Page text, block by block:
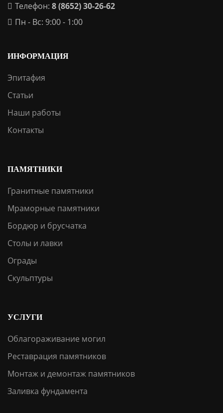
Телефон: 8 (8652) 30-26-62
Пн - Вс: 9:00 - 1:00
ИНФОРМАЦИЯ
Эпитафия
Статьи
Наши работы
Контакты
ПАМЯТНИКИ
Гранитные памятники
Мраморные памятники
Бордюр и брусчатка
Столы и лавки
Ограды
Скульптуры
УСЛУГИ
Облагораживание могил
Реставрация памятников
Монтаж и демонтаж памятников
Заливка фундамента